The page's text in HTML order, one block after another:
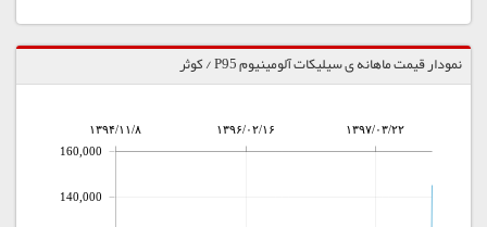
نمودار قیمت ماهانه ی سیلیکات آلومینیوم P95 / کوثر
۱۳۹۴/۱۱/۸ ۱۳۹۶/۰۲/۱۶ ۱۳۹۷/۰۳/۲۲
140,000
160,000